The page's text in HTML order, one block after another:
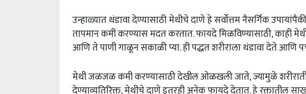
उन्हाळ्यात थंडावा देण्यासाठी मेथीचे दाणे हे सर्वोत्तम नैसर्गिक
तापमान कमी करण्यास मदत करतात. फायदे मिळविण्यासाठी, काही
आणि ते पाणी गाळून सकाळी प्या. ही पद्धत शरीराला थंडावा देते
मेथी जळजळ कमी करण्यासाठी देखील ओळखली जाते, ज्यामुळे
देण्याव्यतिरिक्त, मेथीचे दाणे इतरही अनेक फायदे देतात. हे रक्तातील